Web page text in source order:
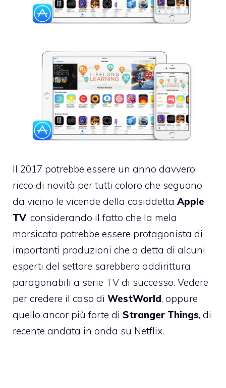
Il 2017 potrebbe essere un anno davvero
ricco di novità per tutti coloro che seguono
da vicino le vicende della cosiddetta Apple
TV, considerando il fatto che la mela
morsicata potrebbe essere protagonista di
importanti produzioni che a detta di alcuni
esperti del settore sarebbero addirittura
paragonabili a serie TV di successo. Vedere
per credere il caso di WestWorld, oppure
quello ancor più forte di Stranger Things, di
recente andata in onda su Netflix.